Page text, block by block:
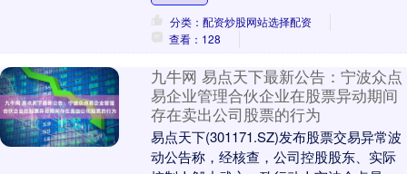
分类：配资炒股网站选择配资
查看：128
九牛网 易点天下最新公告：宁波众点
易企业管理合伙企业在股票异动期间
存在卖出公司股票的行为
易点天下(301171.SZ)发布股票交易异常波
动公告称，经核查，公司控股股东、实际